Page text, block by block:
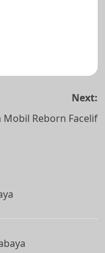
Next:
Mobil Reborn Facelif